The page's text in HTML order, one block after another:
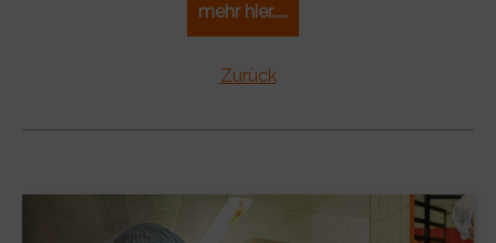
mehr hier.....
Zurück